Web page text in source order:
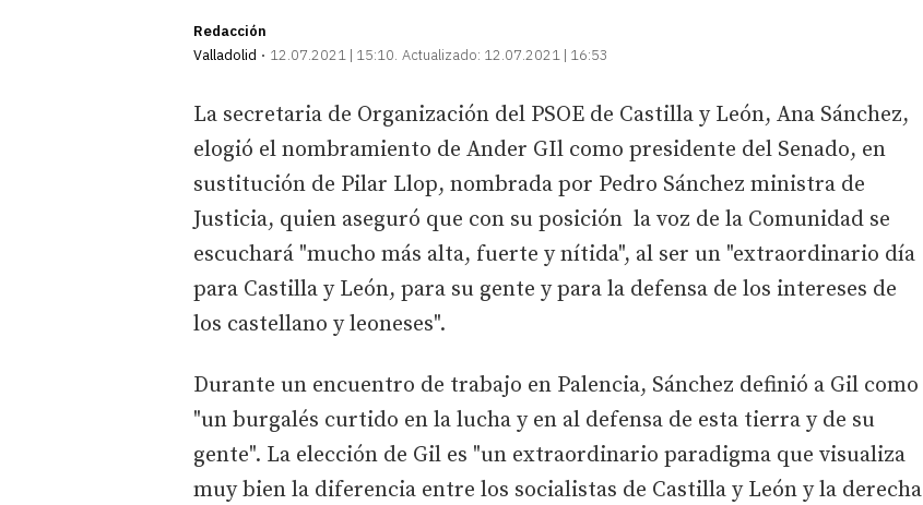
Redacción
Valladolid
12.07.2021 | 15:10 Actualizado: 12.07.2021 | 16:53
La secretaria de Organización del PSOE de Castilla y León, Ana Sánchez,
elogió el nombramiento de Ander GIl como presidente del Senado, en
sustitución de Pilar Llop, nombrada por Pedro Sánchez ministra de
Justicia, quien aseguró que con su posición la voz de la Comunidad se
escuchará "mucho más alta, fuerte y nítida", al ser un "extraordinario día
para Castilla y León, para su gente y para la defensa de los intereses de
los castellano y leoneses".
Durante un encuentro de trabajo en Palencia, Sánchez definió a Gil como
"un burgalés curtido en la lucha y en al defensa de esta tierra y de su
gente". La elección de Gil es "un extraordinario paradigma que visualiza
muy bien la diferencia entre los socialistas de Castilla y León y la derecha